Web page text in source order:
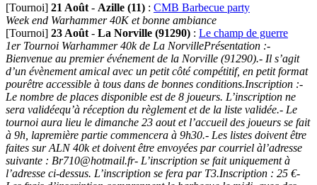
[Tournoi] 21 Août - Azille (11) : CMB Barbecue party
Week end Warhammer 40K et bonne ambiance
[Tournoi] 23 Août - La Norville (91290) : Le champ de guerre
1er Tournoi Warhammer 40k de La NorvillePrésentation :-
Bienvenue au premier événement de la Norville (91290).- Il s’agit
d’un évènement amical avec un petit côté compétitif, en petit format
pourêtre accessible à tous dans de bonnes conditions.Inscription :-
Le nombre de places disponible est de 8 joueurs. L’inscription ne
sera validéequ’à réception du règlement et de la liste validée.- Le
tournoi aura lieu le dimanche 23 aout et l’accueil des joueurs se fait
à 9h, lapremière partie commencera à 9h30.- Les listes doivent être
faites sur ALN 40k et doivent être envoyées par courriel àl’adresse
suivante : Br710@hotmail.fr- L’inscription se fait uniquement à
l’adresse ci-dessus. L’inscription se fera par T3.Inscription : 25 €-